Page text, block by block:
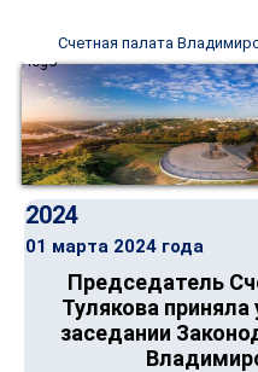
Счетная палата
2024
01 марта 2024 года
Председатель
Тулякова
заседании